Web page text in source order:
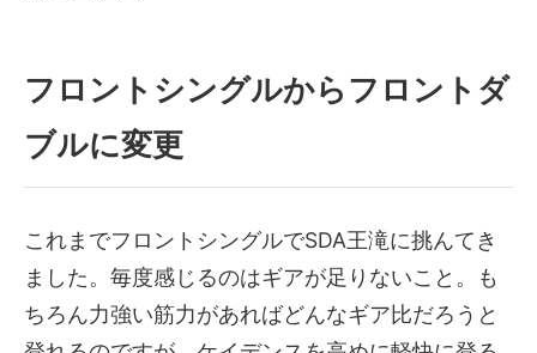
フロントシングルからフロントダ
ブルに変更
これまでフロントシングルでSDA王滝に挑んてき
ました。毎度感じるのはギアが足りないこと。も
ちろん力強い筋力があればどんなギア比だろうと